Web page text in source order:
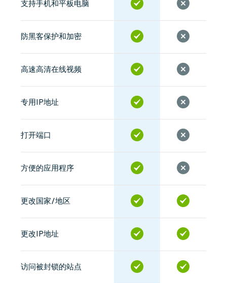
支持手机和平板电脑
防黑客保护和加密
高速高清在线视频
专用IP地址
打开端口
方便的应用程序
更改国家/地区
更改IP地址
访问被封锁的站点